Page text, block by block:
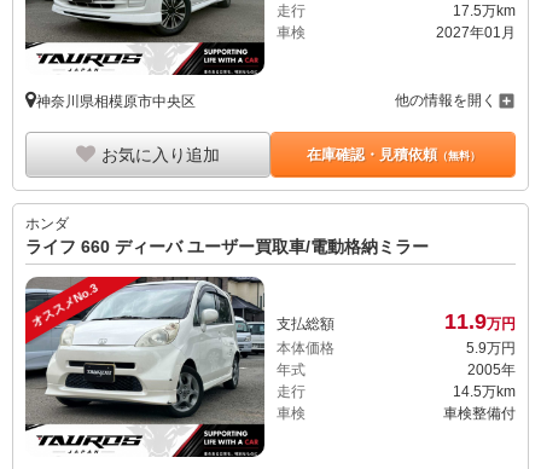
走行
17.5万km
車検
2027年01月
神奈川県相模原市中央区 他の情報を開く
お気に入り追加 在庫確認・見積依頼（無料）
ホンダ
ライフ 660 ディーバ ユーザー買取車/電動格納ミラー
オススメNo.3 支払総額 11.9万円
本体価格
5.9万円
年式
2005年
走行
14.5万km
車検
車検整備付